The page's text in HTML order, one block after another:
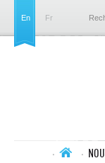
En Fr